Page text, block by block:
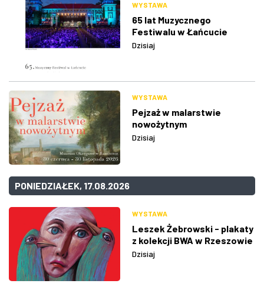
WYSTAWA
65 lat Muzycznego
Festiwalu w Łańcucie
Dzisiaj
WYSTAWA
Pejzaż w malarstwie
nowożytnym
Dzisiaj
PONIEDZIAŁEK, 17.08.2026
WYSTAWA
Leszek Żebrowski - plakaty
z kolekcji BWA w Rzeszowie
Dzisiaj